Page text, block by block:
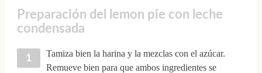
Preparación del lemon pie con leche
condensada
Tamiza bien la harina y la mezclas con el azúcar.
Remueve bien para que ambos ingredientes se